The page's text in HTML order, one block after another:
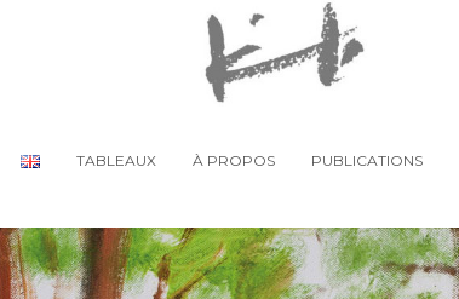
TABLEAUX À PROPOS PUBLICATIONS